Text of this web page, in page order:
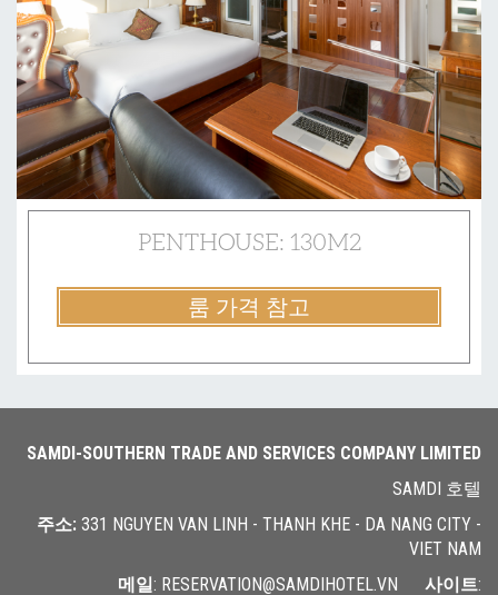
PENTHOUSE: 130M2
룸 가격 참고
SAMDI-SOUTHERN TRADE AND SERVICES COMPANY LIMITED
SAMDI 호텔
주소: 331 NGUYEN VAN LINH - THANH KHE - DA NANG CITY -
VIET NAM
메일: RESERVATION@SAMDIHOTEL.VN 사이트: